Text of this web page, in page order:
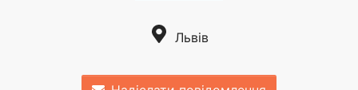
Львів